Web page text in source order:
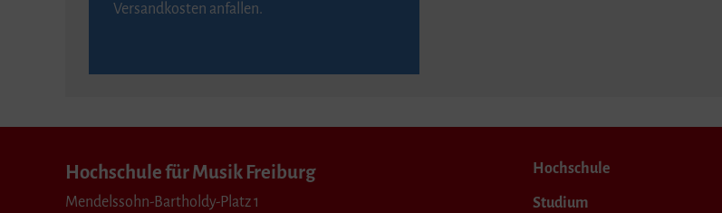
Versandkosten anfallen.
Hochschule für Musik Freiburg
Mendelssohn-Bartholdy-Platz 1
Hochschule
Studium